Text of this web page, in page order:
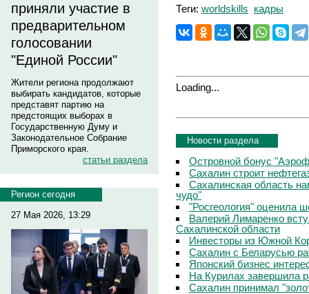
приняли участие в
предварительном
голосовании
"Единой России"
Жители региона продолжают
выбирать кандидатов, которые
представят партию на
предстоящих выборах в
Государственную Думу и
Законодательное Собрание
Приморского края.
статьи раздела
Регион сегодня
27 Мая 2026, 13:29
Теги: worldskills кадры
Loading...
Новости раздела
Островной бонус
Сахалин строит
Сахалинская область
чудо"
"Росгеология" оценила
Валерий Лимаренко
Сахалинской области
Инвесторы из Южной
Сахалин с Беларусью
Японский бизнес
На Курилах завершила
Сахалин принимал